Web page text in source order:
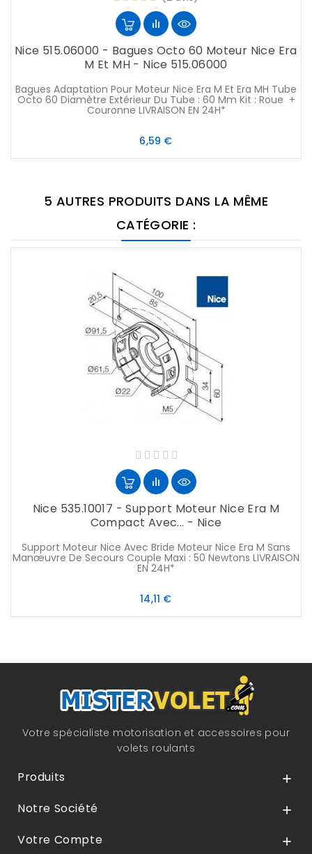
Nice 515.06000 - Bagues Octo 60 Moteur Nice Era
M Et MH - Nice 515.06000
Bagues Adaptation Pour Moteur Nice Era M Et Era MH Tube
Octo 60 Diamètre Extérieur Du Tube : 60 Mm Kit : Roue +
Couronne LIVRAISON EN 24H*
6,59 €Prix
5 AUTRES PRODUITS DANS LA MÊME
CATÉGORIE :
Nice 535.10017 - Support Moteur Nice Era M
Compact Avec... - Nice
Support Moteur Nice Avec Bride Moteur Nice Era M Sans
Manœuvre De Secours Couple Maxi : 50 Newtons LIVRAISON
EN 24H*
14,11 €Prix
Votre spécialiste motorisation et accessoires pour
volets roulants
Produits 
Notre Société 
Votre Compte 